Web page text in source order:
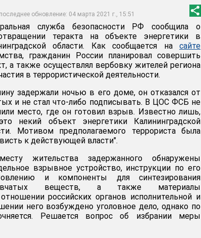
обновление: 04 марта 2021 г., 15:51
комитет / ВКонтакте
комитет / ВКонтакте
служба безопасности РФ сообщила о
теракта на объекте энергетики в
области. Как сообщается на сайте
гражданин России планировал совершить
а также осуществлял вербовку жителей региона
в террористической деятельности.
задержали ночью в его доме, он отказался от
и не стал что-либо подписывать. В ЦОС ФСБ не
место, где он готовил взрыв. Известно лишь,
некий объект энергетики Калининградской
Мотивом предполагаемого террориста была
к действующей власти".
жительства задержанного обнаружены
взрывное устройство, инструкции по его
и компоненты для синтезирования
веществ, а также материалы
российских органов исполнительной и
него возбуждено уголовное дело, однако по
Решается вопрос об избрании меры